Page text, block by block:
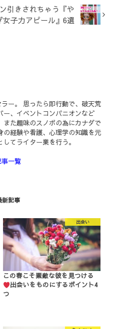
引きされちゃう『や
女子力アピール』6選
ー。 思ったら即行動で、破天荒
ー、イベントコンパニオンなど
また趣味のスノボの為にカナダで
の経験や看護、心理学の知識を元
てライター業を行う。
一覧
新記事
出会い
この春こそ素敵な彼を見つける
出会いをものにするポイント4
つ